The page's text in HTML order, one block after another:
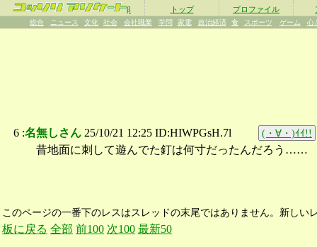
β トップ プロファイル
総合 ニュース 文化 社会 会社職業 学問 家電 政治経済 食 スポーツ ゲーム 心
6 :名無しさん 25/10/21 12:25 ID:HIWPGsH.7l (・∀・)ｲｲ!!
昔地面に刺して遊んでた釘は何寸だったんだろう……
このページの一番下のレスはスレッドの末尾ではありません。新し
板に戻る 全部 前100 次100 最新50